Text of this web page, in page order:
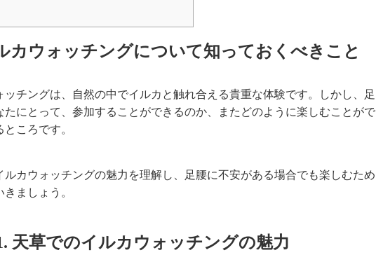
カウォッチングについて知っておくべきこと
ッチングは、自然の中でイルカと触れ合える貴重な体験です。しかし、足
たにとって、参加することができるのか、またどのように楽しむことがで
ころです。
ルカウォッチングの魅力を理解し、足腰に不安がある場合でも楽しむため
ましょう。
天草でのイルカウォッチングの魅力